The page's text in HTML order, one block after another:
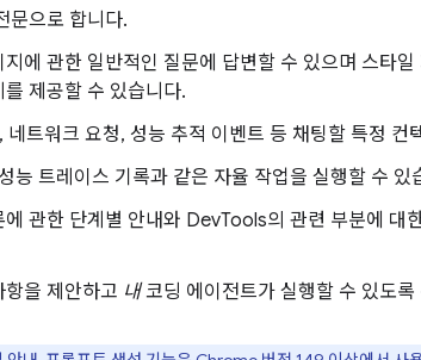
문으로 합니다.
에 관한 일반적인 질문에 답변할 수 있으며 스타
제공할 수 있습니다.
트워크 요청, 성능 추적 이벤트 등 채팅할 특정 컨
능 트레이스 기록과 같은 자율 작업을 실행할 수 있
에 관한 단계별 안내와 DevTools의 관련 부분에 대
을 제안하고 내코딩 에이전트가 실행할 수 있도